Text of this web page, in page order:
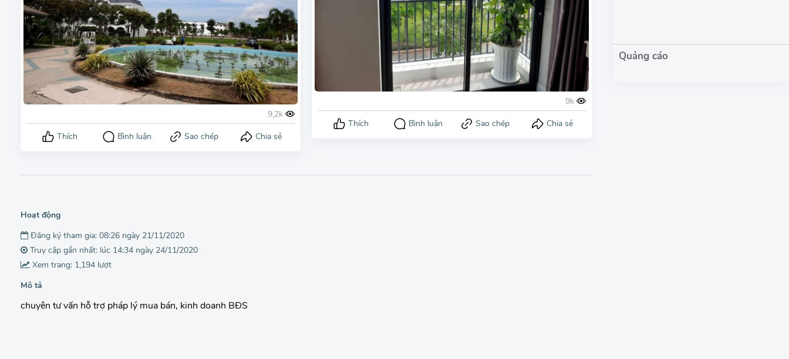
Hoạt động
Đăng ký tham gia: 08:26 ngày 21/11/2020
Truy cập gần nhất: lúc 14:34 ngày 24/11/2020
Xem trang: 1,194 lượt
Mô tả
chuyên tư vấn hỗ trợ pháp lý mua bán, kinh doanh BĐS